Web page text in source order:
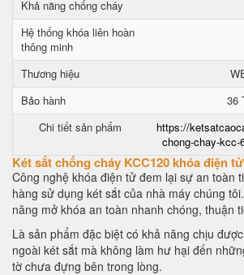
Khả năng chống cháy
Hệ thống khóa liên hoàn
thông minh
Thương hiệu
Bảo hành
36
Chi tiết sản phẩm
https://
chong-chay-kcc-
Két sắt chống cháy KCC120 khóa điện tử
Công nghệ khóa điện tử đem lại sự an toàn
hàng sử dụng két sắt của nhà máy chúng
năng mở khóa an toàn nhanh chóng, thuận
Là sản phẩm đặc biệt có khả năng chịu
ngoài két sắt mà không làm hư hại đến
tờ chưa đựng bên trong lòng.